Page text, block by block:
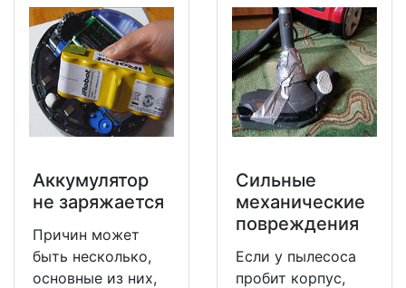
Аккумулятор
не заряжается
Причин может
быть несколько,
основные из них,
Сильные
механические
повреждения
Если у пылесоса
пробит корпус,